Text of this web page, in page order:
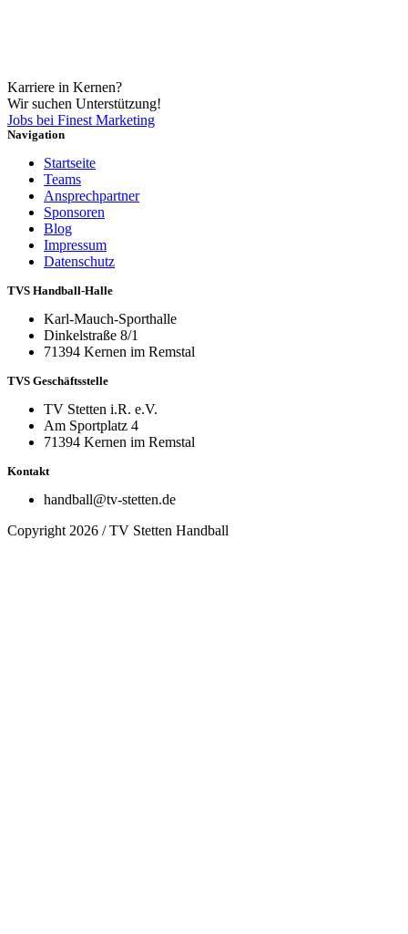
Karriere in Kernen?
Wir suchen Unterstützung!
Jobs bei Finest Marketing
Navigation
Startseite
Teams
Ansprechpartner
Sponsoren
Blog
Impressum
Datenschutz
TVS Handball-Halle
Karl-Mauch-Sporthalle
Dinkelstraße 8/1
71394 Kernen im Remstal
TVS Geschäftsstelle
TV Stetten i.R. e.V.
Am Sportplatz 4
71394 Kernen im Remstal
Kontakt
handball@tv-stetten.de
Copyright 2026 / TV Stetten Handball